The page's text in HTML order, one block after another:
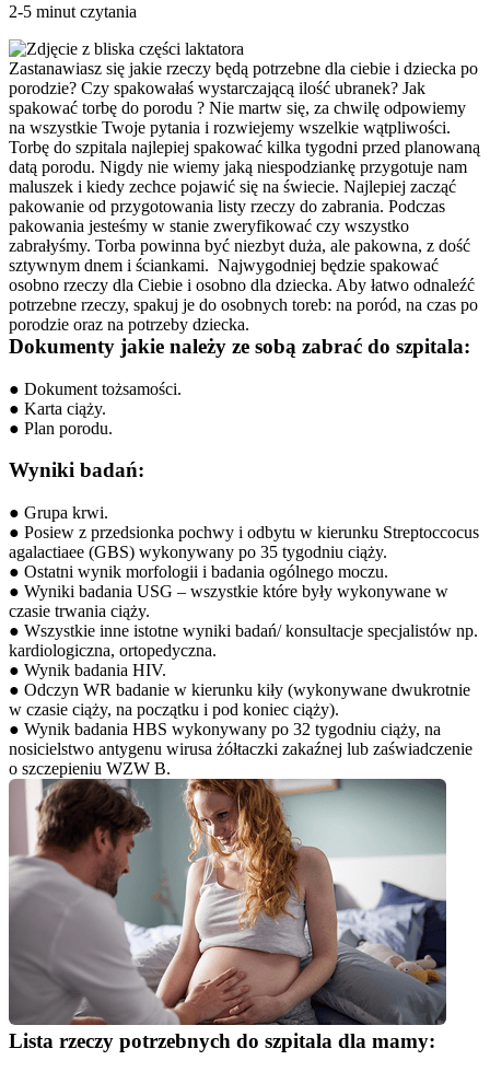
2-5 minut czytania
Zastanawiasz się jakie rzeczy będą potrzebne dla ciebie i dziecka po
porodzie? Czy spakowałaś wystarczającą ilość ubranek? Jak
spakować torbę do porodu ? Nie martw się, za chwilę odpowiemy
na wszystkie Twoje pytania i rozwiejemy wszelkie wątpliwości.
Torbę do szpitala najlepiej spakować kilka tygodni przed planowaną
datą porodu. Nigdy nie wiemy jaką niespodziankę przygotuje nam
maluszek i kiedy zechce pojawić się na świecie. Najlepiej zacząć
pakowanie od przygotowania listy rzeczy do zabrania. Podczas
pakowania jesteśmy w stanie zweryfikować czy wszystko
zabrałyśmy. Torba powinna być niezbyt duża, ale pakowna, z dość
sztywnym dnem i ściankami.  Najwygodniej będzie spakować
osobno rzeczy dla Ciebie i osobno dla dziecka. Aby łatwo odnaleźć
potrzebne rzeczy, spakuj je do osobnych toreb: na poród, na czas po
porodzie oraz na potrzeby dziecka.
Dokumenty jakie należy ze sobą zabrać do szpitala:
● Dokument tożsamości.
● Karta ciąży.
● Plan porodu.
Wyniki badań:
● Grupa krwi.
● Posiew z przedsionka pochwy i odbytu w kierunku Streptoccocus
agalactiaee (GBS) wykonywany po 35 tygodniu ciąży.
● Ostatni wynik morfologii i badania ogólnego moczu.
● Wyniki badania USG – wszystkie które były wykonywane w
czasie trwania ciąży.
● Wszystkie inne istotne wyniki badań/ konsultacje specjalistów np.
kardiologiczna, ortopedyczna.
● Wynik badania HIV.
● Odczyn WR badanie w kierunku kiły (wykonywane dwukrotnie
w czasie ciąży, na początku i pod koniec ciąży).
● Wynik badania HBS wykonywany po 32 tygodniu ciąży, na
nosicielstwo antygenu wirusa żółtaczki zakaźnej lub zaświadczenie
o szczepieniu WZW B.
Lista rzeczy potrzebnych do szpitala dla mamy: